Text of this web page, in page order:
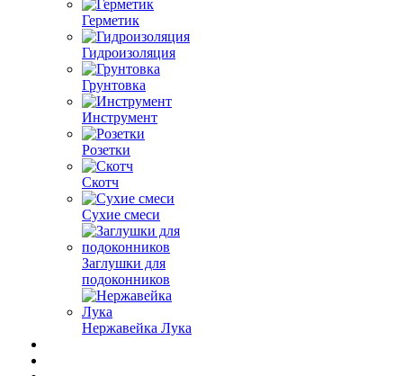
Герметик
Гидроизоляция
Грунтовка
Инструмент
Розетки
Скотч
Сухие смеси
Заглушки для
подоконников
Нержавейка Лука